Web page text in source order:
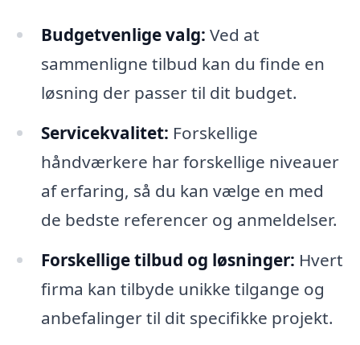
Budgetvenlige valg: Ved at
sammenligne tilbud kan du finde en
løsning der passer til dit budget.
Servicekvalitet: Forskellige
håndværkere har forskellige niveauer
af erfaring, så du kan vælge en med
de bedste referencer og anmeldelser.
Forskellige tilbud og løsninger: Hvert
firma kan tilbyde unikke tilgange og
anbefalinger til dit specifikke projekt.